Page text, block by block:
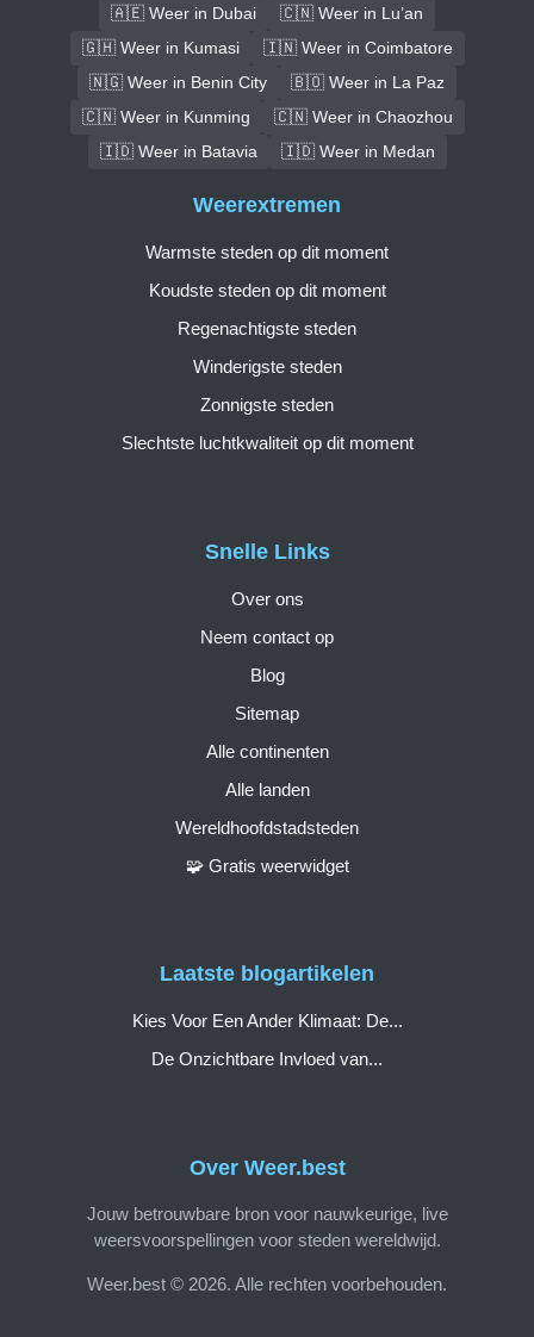
🇦🇪 Weer in Dubai
🇨🇳 Weer in Lu’an
🇬🇭 Weer in Kumasi
🇮🇳 Weer in Coimbatore
🇳🇬 Weer in Benin City
🇧🇴 Weer in La Paz
🇨🇳 Weer in Kunming
🇨🇳 Weer in Chaozhou
🇮🇩 Weer in Batavia
🇮🇩 Weer in Medan
Over Weer.best
Jouw betrouwbare bron voor nauwkeurige, live
weersvoorspellingen voor steden wereldwijd.
Weer.best © 2026. Alle rechten voorbehouden.
Snelle Links
Over ons
Neem contact op
Blog
Sitemap
Alle continenten
Alle landen
Wereldhoofdstadsteden
🧩 Gratis weerwidget
Weerextremen
Warmste steden op dit moment
Koudste steden op dit moment
Regenachtigste steden
Winderigste steden
Zonnigste steden
Slechtste luchtkwaliteit op dit moment
Laatste blogartikelen
Kies Voor Een Ander Klimaat: De...
De Onzichtbare Invloed van...